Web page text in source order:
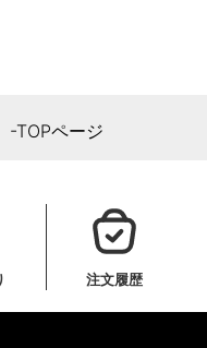
-TOPページ
注文履歴